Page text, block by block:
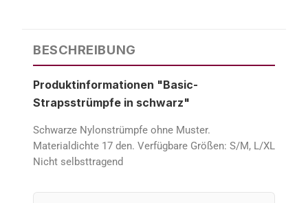
BESCHREIBUNG
Produktinformationen "Basic-
Strapsstrümpfe in schwarz"
Schwarze Nylonstrümpfe ohne Muster.
Materialdichte 17 den. Verfügbare Größen: S/M, L/XL
Nicht selbsttragend